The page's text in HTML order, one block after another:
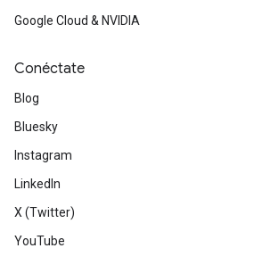
Google Cloud & NVIDIA
Conéctate
Blog
Bluesky
Instagram
LinkedIn
X (Twitter)
YouTube